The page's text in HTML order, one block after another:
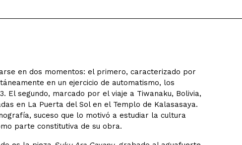
en dos momentos: el primero, caracterizado por
en un ejercicio de automatismo, los
El segundo, marcado por el viaje a Tiwanaku, Bolivia,
en La Puerta del Sol en el Templo de Kalasasaya.
suceso que lo motivó a estudiar la cultura
parte constitutiva de su obra.